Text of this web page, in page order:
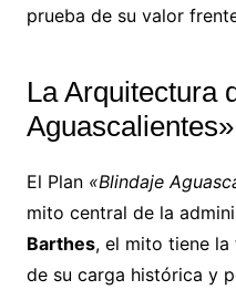
prueba de su valor
La Arquitectura
Aguascalientes»
El Plan «Blindaje
mito central de la
Barthes, el mito tiene la
de su carga histórica y